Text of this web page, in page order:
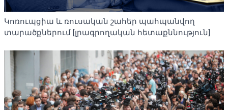
Կոռուպցիա և ռուսական շահեր պահպանվող
տարածքներում [լրագրողական հետաքննություն]